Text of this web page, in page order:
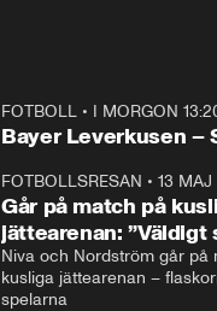
Plus
FOTBOLL• I MORGON
Bayer Leverkusen –
FOTBOLLSRESAN • 13 MAJ
Går på match på
jättearenan: ”Väldigt
Niva och Nordström går på
kusliga jättearenan –
spelarna